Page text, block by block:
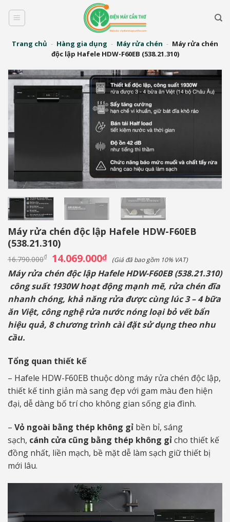
qua
dungTrang chủ - Hàng gia dụng - Máy rửa chén - Máy rửa chén
độc lập Hafele HDW-F60EB (538.21.310)
Máy rửa chén độc lập Hafele HDW-F60EB
(538.21.310)
16.790.000₫ Giá
gốc
là:
16.790.000₫.
14.069.000₫Giá
hiện
tại
là:
14.069.000₫.
(Giá đã bao gồm 10% VAT)
Máy rửa chén độc lập Hafele HDW-F60EB (538.21.310)​
công suất 1930W hoạt động mạnh mẽ, rửa chén đĩa
nhanh chóng, khả năng rửa được cùng lúc 3 – 4 bữa
ăn Việt, công nghệ rửa nước nóng loại bỏ vết bẩn
hiệu quả, 8 chương trình cài đặt sử dụng theo nhu
cầu.
Tổng quan thiết kế
– Hafele HDW-F60EB thuộc dòng máy rửa chén độc lập,
thiết kế tinh giản mà sang đẹp với gam màu đen hiện
đại, dễ dàng bố trí cho không gian sống gia đình.
– Vỏ ngoài bằng thép không gỉ bền bỉ, sáng
sạch, cánh cửa cũng bằng thép không gỉcho thiết kế
đồng nhất, liền mạch, bề mặt dễ làm sạch giữ thiết bị
mới lâu.